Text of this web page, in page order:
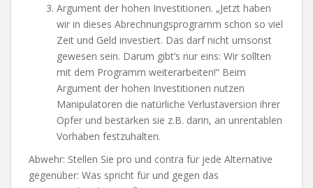
Argument der hohen Investitionen. „Jetzt haben
wir in dieses Abrechnungsprogramm schon so viel
Zeit und Geld investiert. Das darf nicht umsonst
gewesen sein. Darum gibt’s nur eins: Wir sollten
mit dem Programm weiterarbeiten!“ Beim
Argument der hohen Investitionen nutzen
Manipulatoren die natürliche Verlustaversion ihrer
Opfer und bestärken sie z.B. darin, an unrentablen
Vorhaben festzuhalten.
Abwehr: Stellen Sie pro und contra für jede Alternative
gegenüber: Was spricht für und gegen das